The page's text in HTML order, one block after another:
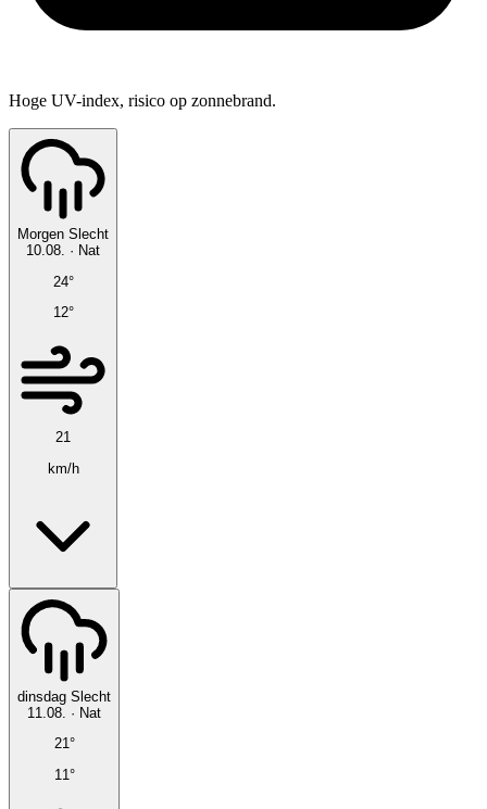
Hoge UV-index, risico op zonnebrand.
Morgen Slecht
10.08. · Nat
24°
12°
21
km/h
dinsdag Slecht
11.08. · Nat
21°
11°